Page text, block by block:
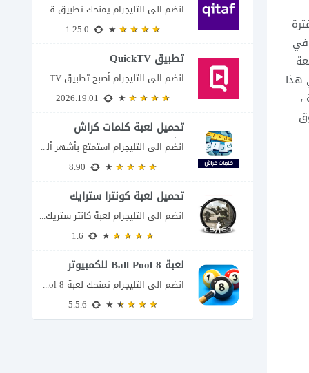
هذا
انضم الى التليجرام يمنحك تطبيق قطاف طريقة سهلة لمتابعة نقاط المكافآت والاستفادة منها في...
تطبيق QuickTV
انضم الى التليجرام أصبح تطبيق QuickTV من التطبيقات التي تستهدف محبي المسلسلات السريعة، إذ...
تحميل لعبة كلمات كراش
للكمبيوتر
انضم الى التليجرام استمتع بأشهر ألغاز الكلمات العربية على شاشة الكمبيوتر يتيح لك تحميل...
تحميل لعبة كونترا سترايك
انضم الى التليجرام لعبة كانتر ستريك مجانا 2026 عند البحث عن تحميل Counter-Strike للكمبيوتر...
لعبة 8 Ball Pool للكمبيوتر
انضم الى التليجرام تمنحك لعبة 8 Ball Pool تجربة تنافسية ممتعة تجمع بين دقة...